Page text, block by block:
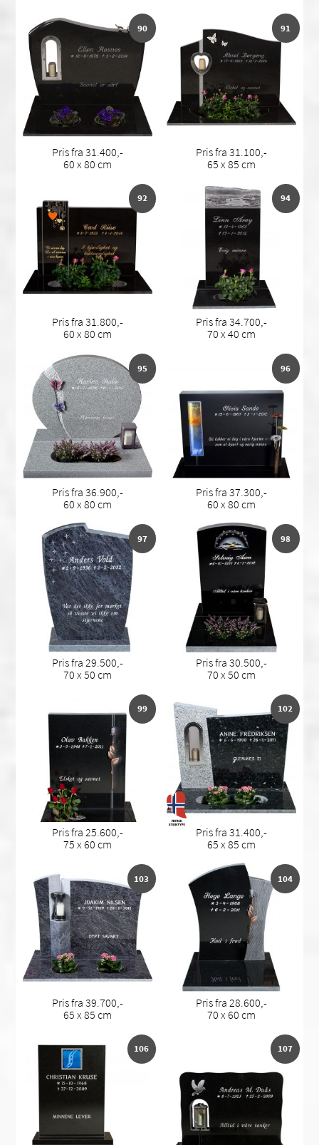
90
Pris fra 31.400,-
60 x 80 cm
91
Pris fra 31.100,-
65 x 85 cm
92
Pris fra 31.800,-
60 x 80 cm
94
Pris fra 34.700,-
70 x 40 cm
95
Pris fra 36.900,-
60 x 80 cm
96
Pris fra 37.300,-
60 x 80 cm
97
Pris fra 29.500,-
70 x 50 cm
98
Pris fra 30.500,-
70 x 50 cm
99
Pris fra 25.600,-
75 x 60 cm
102
Pris fra 31.400,-
65 x 85 cm
103
Pris fra 39.700,-
65 x 85 cm
104
Pris fra 28.600,-
70 x 60 cm
106 107